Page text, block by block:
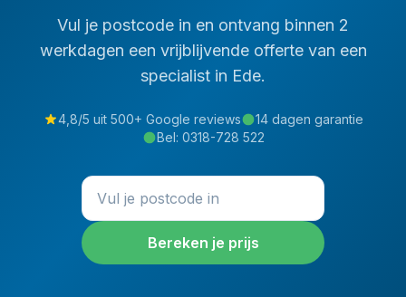
Vul je postcode in en ontvang binnen 2
werkdagen een vrijblijvende offerte van een
specialist in Ede.
4,8/5 uit 500+ Google reviews
14 dagen garantie
Bel: 0318-728 522
Bereken je prijs